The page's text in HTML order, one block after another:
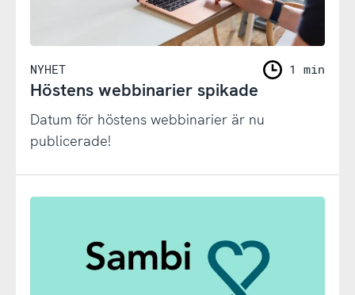
NYHET 1 min
Höstens webbinarier spikade
Datum för höstens webbinarier är nu
publicerade!